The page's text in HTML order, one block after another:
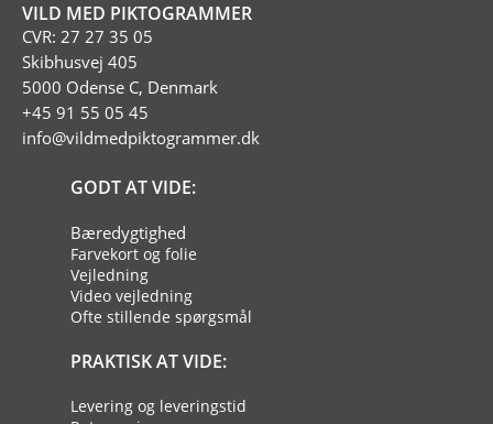
VILD MED PIKTOGRAMMER
CVR: 27 27 35 05
Skibhusvej 405
5000 Odense C, Denmark
+45 91 55 05 45
info@vildmedpiktogrammer.dk
GODT AT VIDE:
Bæredygtighed
Farvekort og folie
Vejledning
Video vejledning
Ofte stillende spørgsmål
PRAKTISK AT VIDE:
Levering og leveringstid